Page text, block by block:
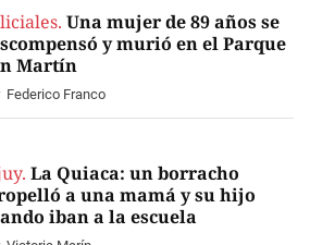
Una mujer de 89 años se
y murió en el Parque
Martín
Federico Franco
La Quiaca: un borracho
a una mamá y su hijo
iban a la escuela